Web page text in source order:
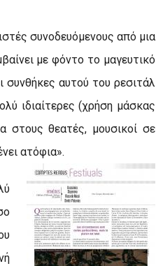
συνοδευόμενους από μια
με φόντο το μαγευτικό
αυτού του ρεσιτάλ
ιδιαίτερες (χρήση μάσκας
θεατές, μουσικοί σε
ατόφια».